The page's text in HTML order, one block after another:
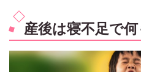
産後は寝不足で